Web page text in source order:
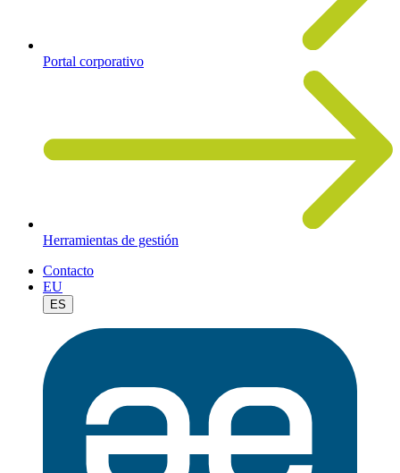
Portal corporativo
Herramientas de gestión
Contacto
EU
ES